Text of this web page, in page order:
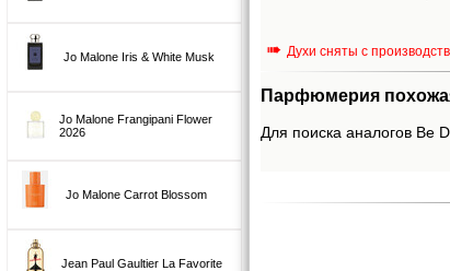
Jo Malone Iris & White Musk
Jo Malone Frangipani Flower
2026
Jo Malone Carrot Blossom
Jean Paul Gaultier La Favorite
➠ Духи сняты с
Парфюмерия
Для поиска аналогов Be